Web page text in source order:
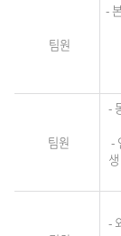
팀원
-
팀원
-
-
-